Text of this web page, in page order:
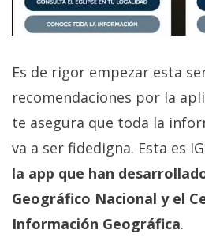
Es de rigor empezar esta
recomendaciones por la
te asegura que toda la
va a ser fidedigna. Esta es
la app que han
Geográfico Nacional y el
Información Geográfica.